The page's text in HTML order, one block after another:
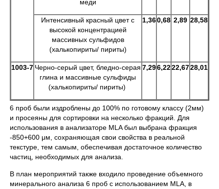
меди
Интенсивный красный цвет с
высокой концентрацией
массивных сульфидов
(халькопириты/ пириты)
1,360,68 2,89 28,58
1003-7 Черно-серый цвет, бледно-серая
глина и массивные сульфиды
(халькопириты/ пириты)
7,296,2222,6728,01
6 проб были издроблены до 100% по готовому классу (2мм)
и просеяны для сортировки на несколько фракций. Для
использования в анализаторе MLA был выбрана фракция
-850+600 μм, сохраняющая свои свойства в реальной
текстуре, тем самым, обеспечивая достаточное количество
частиц, необходимых для анализа.
В план мероприятий также входило проведение объемного
минерального анализа 6 проб с использованием MLA, в